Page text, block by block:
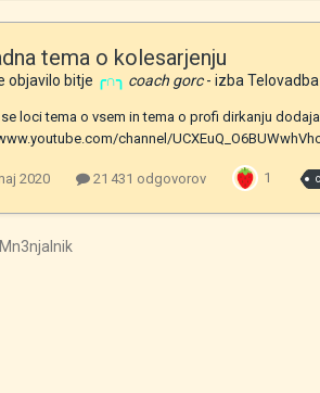
tema o kolesarjenju
objavilo bitje ╭∩╮ coach gorc- izbaTelovadba
se loci tema o vsem in tema o profi dirkanju
channel/
2020 21 431 odgovorov 1
Mn3njalnik